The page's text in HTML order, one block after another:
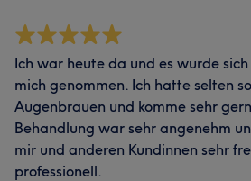
Ich war heute da und es wurde
mich genommen. Ich hatte selten
Augenbrauen und komme sehr
Behandlung war sehr angenehm
mir und anderen Kundinnen sehr
professionell.